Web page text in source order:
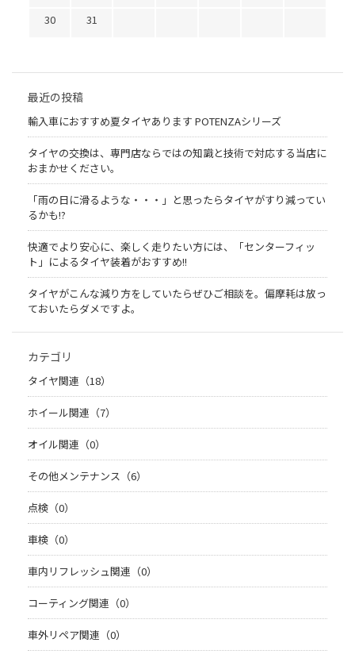
30
31
最近の投稿
輸入車におすすめ夏タイヤあります POTENZAシリーズ
タイヤの交換は、専門店ならではの知識と技術で対応する当店に
おまかせください。
「雨の日に滑るような・・・」と思ったらタイヤがすり減ってい
るかも!?
快適でより安心に、楽しく走りたい方には、「センターフィッ
ト」によるタイヤ装着がおすすめ!!
タイヤがこんな減り方をしていたらぜひご相談を。偏摩耗は放っ
ておいたらダメですよ。
カテゴリ
タイヤ関連（18）
ホイール関連（7）
オイル関連（0）
その他メンテナンス（6）
点検（0）
車検（0）
車内リフレッシュ関連（0）
コーティング関連（0）
車外リペア関連（0）